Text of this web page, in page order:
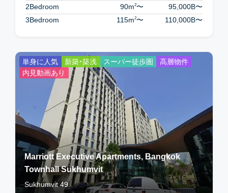
2Bedroom
90m2〜 95,000B〜
3Bedroom
115m2〜 110,000B〜
単身に人気 新築・築浅 スーパー徒歩圏
高層物件
内見動画あり
Marriott Executive Apartments, Bangkok
Townhall Sukhumvit
Sukhumvit 49